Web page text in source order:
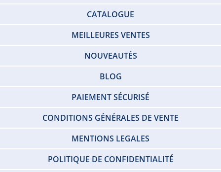
CATALOGUE
MEILLEURES VENTES
NOUVEAUTÉS
BLOG
PAIEMENT SÉCURISÉ
CONDITIONS GÉNÉRALES DE VENTE
MENTIONS LEGALES
POLITIQUE DE CONFIDENTIALITÉ